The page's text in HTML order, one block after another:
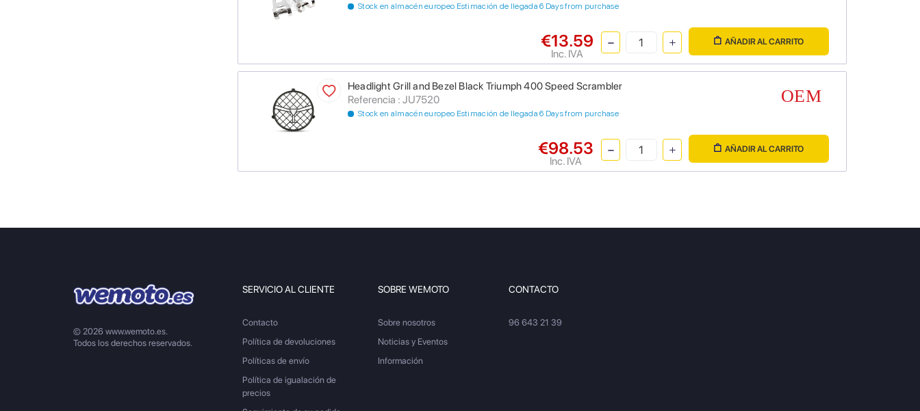
Stock en almacén europeo Estimación de llegada 6 Days from purchase
€13.59
Inc. IVA
AÑADIR AL CARRITO
Headlight Grill and Bezel Black Triumph 400 Speed Scrambler
Referencia : JU7520
Stock en almacén europeo Estimación de llegada 6 Days from purchase
€98.53
Inc. IVA
AÑADIR AL CARRITO
© 2026 www.wemoto.es.
Todos los derechos reservados.
SERVICIO AL CLIENTE
Contacto
Política de devoluciones
Políticas de envío
Política de igualación de
precios
SOBRE WEMOTO
Sobre nosotros
Noticias y Eventos
Información
CONTACTO
96 643 21 39